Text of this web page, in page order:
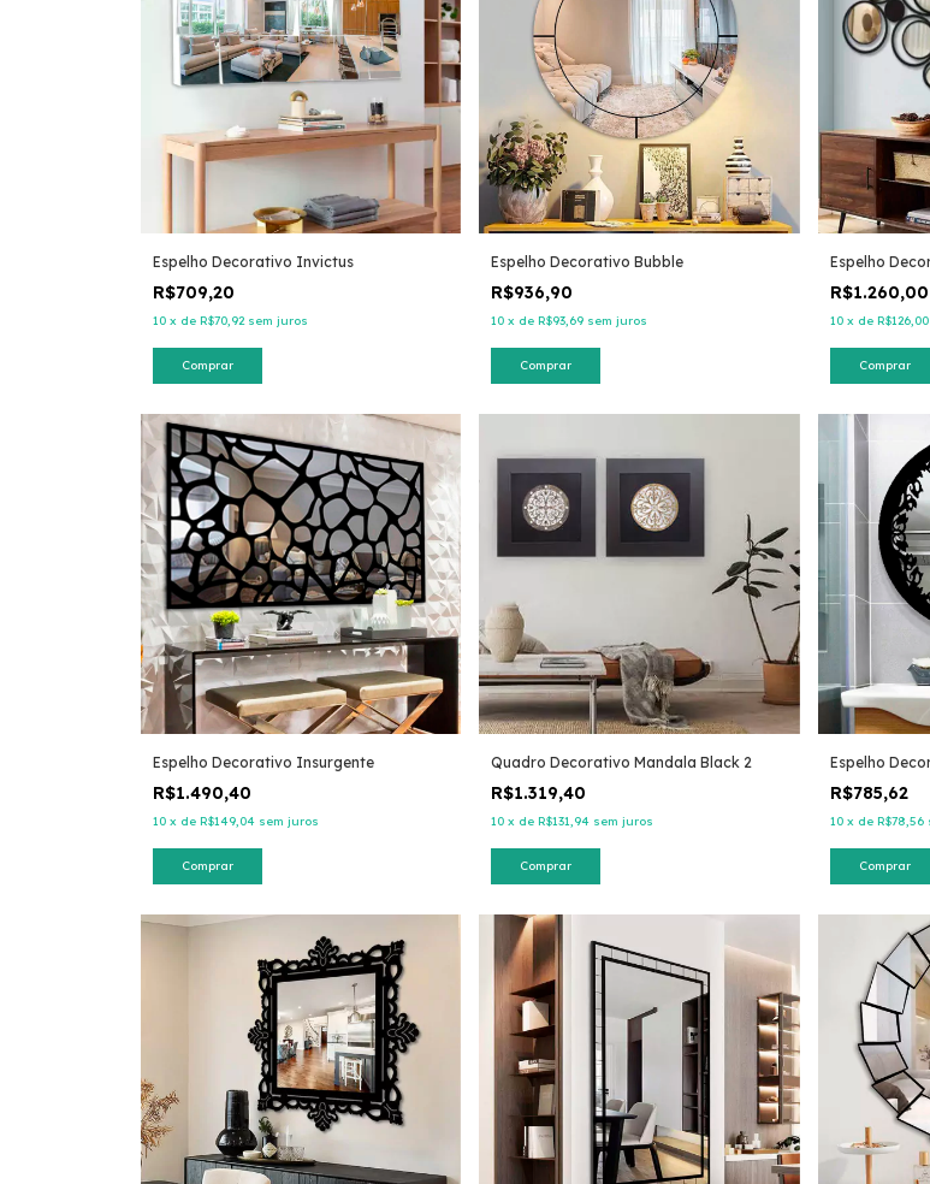
Espelho Decorativo Invictus
R$709,20
10 x de R$70,92 sem juros
Comprar
Espelho Decorativo Bubble
R$936,90
10 x deR$93,69 sem juros
Comprar
Espelho
R$1.260,00
10 x de R$126,00
Comprar
Espelho Decorativo Insurgente
R$1.490,40
10 x de R$149,04 sem juros
Comprar
Quadro Decorativo Mandala Black 2
R$1.319,40
10 x deR$131,94 sem juros
Comprar
Espelho
R$785,62
10 x de R$78,56
Comprar